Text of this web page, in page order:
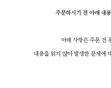
주문하시기 전 아래 내
아래 사항은 주문 전
내용을 읽지 않아 발생한 문제에